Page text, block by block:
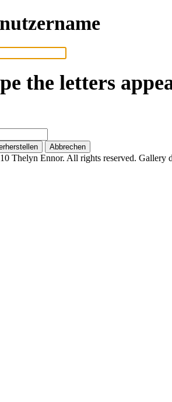
the letters
Thelyn Ennor. All rights reserved. Gallery